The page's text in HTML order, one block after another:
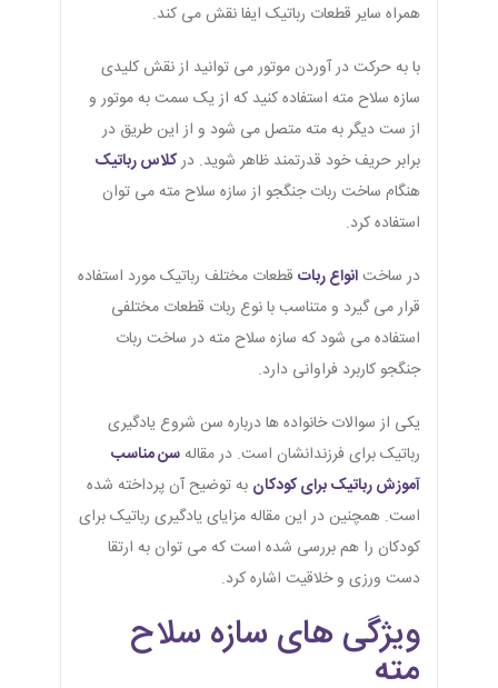
همراه سایر قطعات رباتیک ایفا نقش می کند.
با به حرکت در آوردن موتور می توانید از نقش کلیدی
سازه سلاح مته استفاده کنید که از یک سمت به موتور و
از ست دیگر به مته متصل می شود و از این طریق در
برابر حریف خود قدرتمند ظاهر شوید. درکلاس رباتیک
هنگام ساخت ربات جنگجو از سازه سلاح مته می توان
استفاده کرد.
در ساختانواع ربات قطعات مختلف رباتیک مورد استفاده
قرار می گیرد و متناسب با نوع ربات قطعات مختلفی
استفاده می شود که سازه سلاح مته در ساخت ربات
جنگجو کاربرد فراوانی دارد.
یکی از سوالات خانواده ها درباره سن شروع یادگیری
رباتیک برای فرزندانشان است. در مقالهسن مناسب
آموزش رباتیک برای کودکان به توضیح آن پرداخته شده
است. همچنین در این مقاله مزایای یادگیری رباتیک برای
کودکان را هم بررسی شده است که می توان به ارتقا
دست ورزی و خلاقیت اشاره کرد.
ویژگی های سازه سلاح
مته